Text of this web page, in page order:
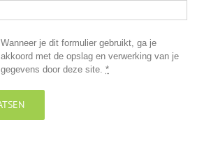
Wanneer je dit formulier gebruikt, ga je
akkoord met de opslag en verwerking van je
gegevens door deze site.*